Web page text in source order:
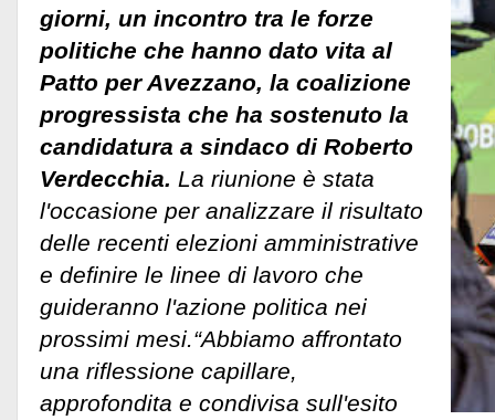
giorni, un incontro tra le forze
politiche che hanno dato vita al
Patto per Avezzano, la coalizione
progressista che ha sostenuto la
candidatura a sindaco di Roberto
Verdecchia. La riunione è stata
l'occasione per analizzare il risultato
delle recenti elezioni amministrative
e definire le linee di lavoro che
guideranno l'azione politica nei
prossimi mesi.“Abbiamo affrontato
una riflessione capillare,
approfondita e condivisa sull'esito